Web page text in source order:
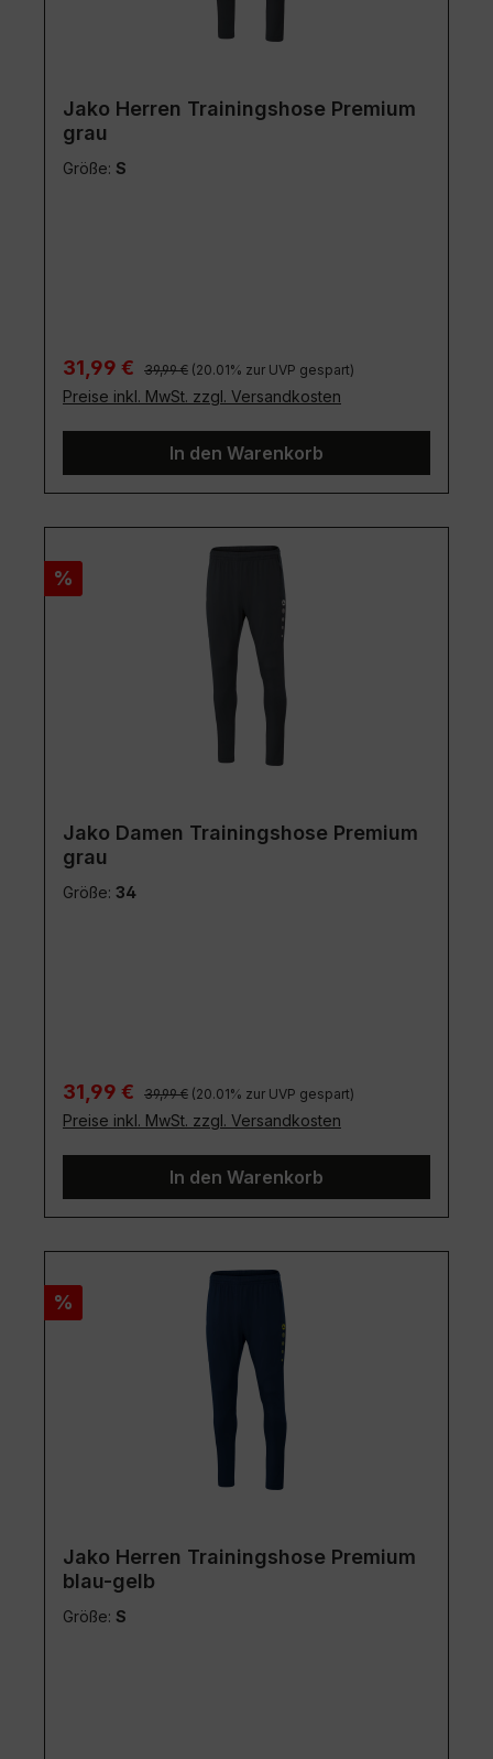
Jako Herren Trainingshose Premium
grau
Größe: S
Verkaufspreis:
31,99 € Regulärer Preis:
39,99 € (20.01% zur UVP gespart)
Preise inkl. MwSt. zzgl. Versandkosten
In den Warenkorb
Rabatt
%
Jako Damen Trainingshose Premium
grau
Größe: 34
Verkaufspreis:
31,99 € Regulärer Preis:
39,99 € (20.01% zur UVP gespart)
Preise inkl. MwSt. zzgl. Versandkosten
In den Warenkorb
Rabatt
%
Jako Herren Trainingshose Premium
blau-gelb
Größe: S